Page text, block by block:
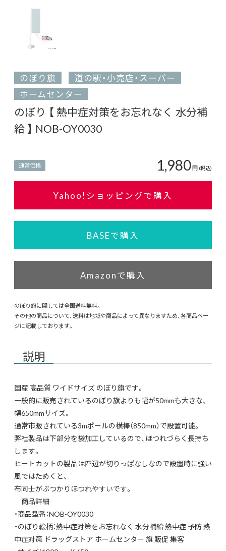
のぼり旗
道の駅・小売店・スーパー
ホームセンター
のぼり 【 熱中症対策をお忘れなく 水分補
給 】 NOB-OY0030
通常価格 1,980円 (税込)
Yahoo!ショッピングで購入
BASEで購入
Amazonで購入
のぼり旗に関しては全国送料無料。
その他の商品について、送料は地域や商品によって異なりますため、各商品ペー
ジに記載しております。
説明
国産 高品質 ワイドサイズ のぼり旗です。
一般的に販売されているのぼり旗よりも幅が50mmも大きな、
幅650mmサイズ。
通常市販されている3mポールの横棒（850mm）で設置可能。
弊社製品は下部分を袋加工しているので、ほつれづらく長持ち
します。
ヒートカットの製品は四辺が切りっぱなしなので設置時に強い
風ではためくと、
布同士がぶつかりほつれやすいです。
商品詳細
・商品型番：NOB-OY0030
・のぼり絵柄：熱中症対策をお忘れなく 水分補給 熱中症 予防 熱
中症対策 ドラッグストア ホームセンター 旗 販促 集客